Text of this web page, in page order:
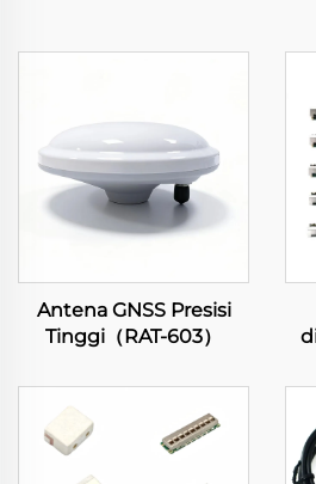
Antena GNSS Presisi
Tinggi（RAT-603）